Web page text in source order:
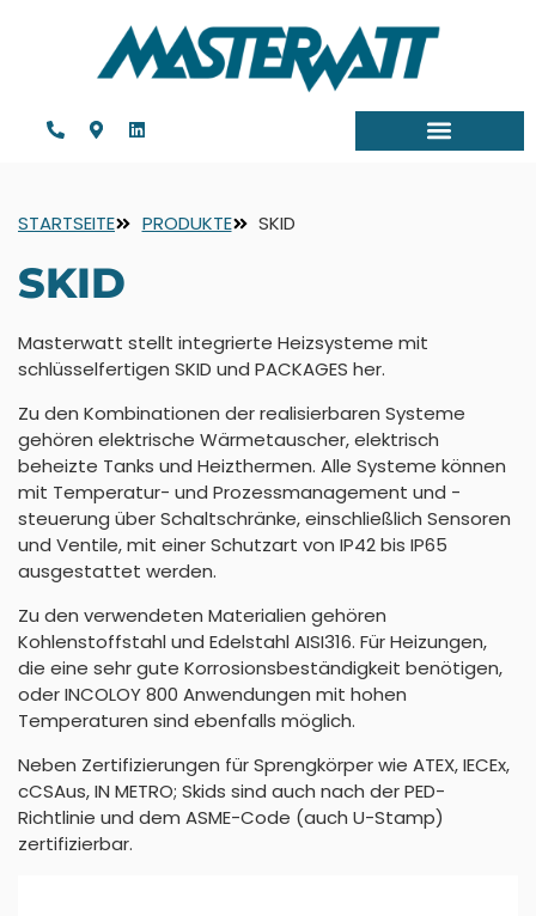
STARTSEITE PRODUKTE SKID
SKID
Masterwatt stellt integrierte Heizsysteme mit
schlüsselfertigen SKID und PACKAGES her.
Zu den Kombinationen der realisierbaren Systeme
gehören elektrische Wärmetauscher, elektrisch
beheizte Tanks und Heizthermen. Alle Systeme können
mit Temperatur- und Prozessmanagement und -
steuerung über Schaltschränke, einschließlich Sensoren
und Ventile, mit einer Schutzart von IP42 bis IP65
ausgestattet werden.
Zu den verwendeten Materialien gehören
Kohlenstoffstahl und Edelstahl AISI316. Für Heizungen,
die eine sehr gute Korrosionsbeständigkeit benötigen,
oder INCOLOY 800 Anwendungen mit hohen
Temperaturen sind ebenfalls möglich.
Neben Zertifizierungen für Sprengkörper wie ATEX, IECEx,
cCSAus, IN METRO; Skids sind auch nach der PED-
Richtlinie und dem ASME-Code (auch U-Stamp)
zertifizierbar.